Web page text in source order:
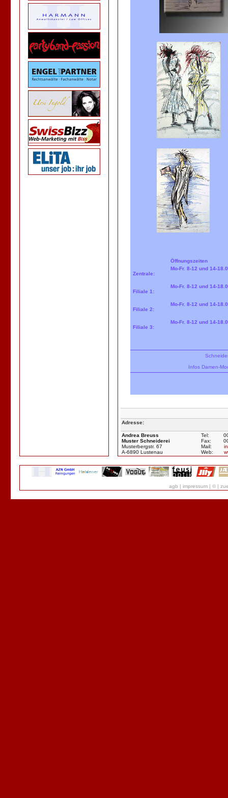
Öffnungszeiten
Zentrale:
Mo-Fr. 8-12 und 14-
Filiale 1:
Mo-Fr. 8-12 und 14-
Filiale 2:
Mo-Fr. 8-12 und 14-
Filiale 3:
Mo-Fr. 8-12 und 14-
Infos Damen-
Adresse:
Andrea Breuss
Muster Schneiderei
Musterbergstr. 67
A-6890 Lustenau
Tel:
Fax:
Mail:
Web:
agb | impressum | © |